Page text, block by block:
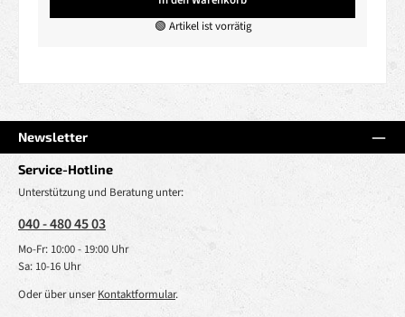
🟢 Artikel ist vorrätig
Newsletter
Service-Hotline
Unterstützung und Beratung unter:
040 - 480 45 03
Mo-Fr: 10:00 - 19:00 Uhr
Sa: 10-16 Uhr
Oder über unserKontaktformular.